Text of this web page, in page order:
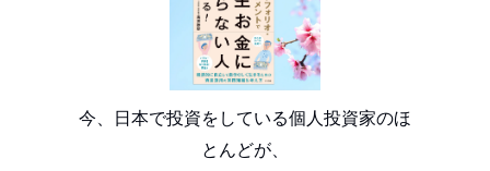
今、日本で投資をしている個人投資家のほ
とんどが、